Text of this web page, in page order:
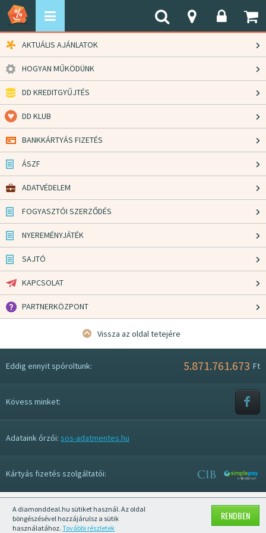
A diamonddeal.hu sütiket használ. Az oldal
böngészésével hozzájárulsz a sütik
használatához.További részletek
RENDBEN
AKTUÁLIS AJÁNLATOK
HOGYAN MŰKÖDÜNK
DD KREDITGYŰJTÉS
DD KLUB
BANKKÁRTYÁS FIZETÉS
ÁSZF
ADATVÉDELEM
FOGYASZTÓI SZERZŐDÉS
NYEREMÉNYJÁTÉK
SAJTÓ
KAPCSOLAT
PARTNERKÖZPONT
Vissza az oldal tetejére
Eddig ennyit spóroltunk: 5.871.761.673 Ft
Kövess minket:
Adataink őrzői: sos-adatmentes.hu
Kártyás fizetés szolgáltatói:
Mobil nézet kikapcsolása